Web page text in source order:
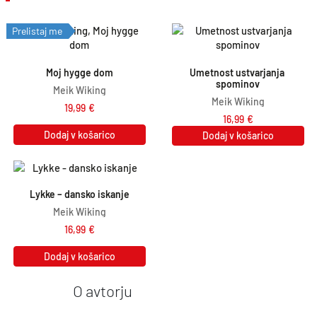
Prelistaj me
Moj hygge dom
Meik Wiking
19,99 €
Dodaj v košarico
Umetnost ustvarjanja
spominov
Meik Wiking
16,99 €
Dodaj v košarico
Lykke – dansko iskanje
Meik Wiking
16,99 €
Dodaj v košarico
O avtorju